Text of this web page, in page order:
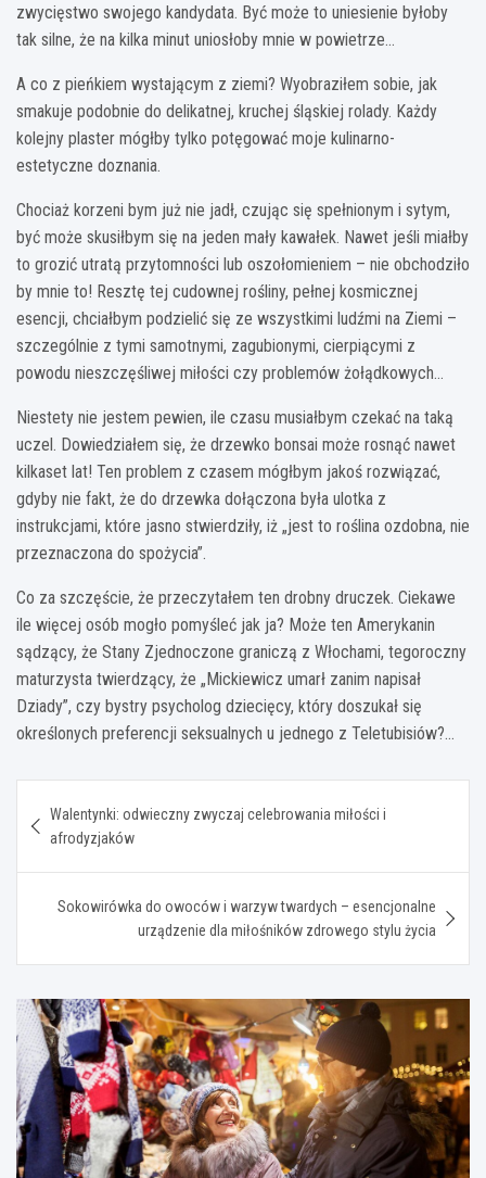
zwycięstwo swojego kandydata. Być może to uniesienie byłoby
tak silne, że na kilka minut uniosłoby mnie w powietrze…
A co z pieńkiem wystającym z ziemi? Wyobraziłem sobie, jak
smakuje podobnie do delikatnej, kruchej śląskiej rolady. Każdy
kolejny plaster mógłby tylko potęgować moje kulinarno-
estetyczne doznania.
Chociaż korzeni bym już nie jadł, czując się spełnionym i sytym,
być może skusiłbym się na jeden mały kawałek. Nawet jeśli miałby
to grozić utratą przytomności lub oszołomieniem – nie obchodziło
by mnie to! Resztę tej cudownej rośliny, pełnej kosmicznej
esencji, chciałbym podzielić się ze wszystkimi ludźmi na Ziemi –
szczególnie z tymi samotnymi, zagubionymi, cierpiącymi z
powodu nieszczęśliwej miłości czy problemów żołądkowych…
Niestety nie jestem pewien, ile czasu musiałbym czekać na taką
uczel. Dowiedziałem się, że drzewko bonsai może rosnąć nawet
kilkaset lat! Ten problem z czasem mógłbym jakoś rozwiązać,
gdyby nie fakt, że do drzewka dołączona była ulotka z
instrukcjami, które jasno stwierdziły, iż „jest to roślina ozdobna, nie
przeznaczona do spożycia”.
Co za szczęście, że przeczytałem ten drobny druczek. Ciekawe
ile więcej osób mogło pomyśleć jak ja? Może ten Amerykanin
sądzący, że Stany Zjednoczone graniczą z Włochami, tegoroczny
maturzysta twierdzący, że „Mickiewicz umarł zanim napisał
Dziady”, czy bystry psycholog dziecięcy, który doszukał się
określonych preferencji seksualnych u jednego z Teletubisiów?…
wpisu
Walentynki: odwieczny zwyczaj celebrowania miłości i
afrodyzjaków
Sokowirówka do owoców i warzyw twardych – esencjonalne
urządzenie dla miłośników zdrowego stylu życia